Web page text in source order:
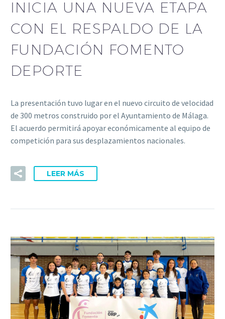
INICIA UNA NUEVA ETAPA
CON EL RESPALDO DE LA
FUNDACIÓN FOMENTO
DEPORTE
La presentación tuvo lugar en el nuevo circuito de velocidad
de 300 metros construido por el Ayuntamiento de Málaga.
El acuerdo permitirá apoyar económicamente al equipo de
competición para sus desplazamientos nacionales.
LEER MÁS